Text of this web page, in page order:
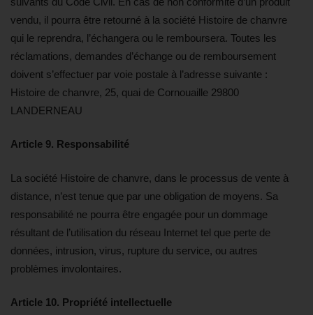
vendu, il pourra être retourné à la société Histoire de chanvre
qui le reprendra, l’échangera ou le remboursera. Toutes les
réclamations, demandes d’échange ou de remboursement
doivent s’effectuer par voie postale à l’adresse suivante :
Histoire de chanvre, 25, quai de Cornouaille 29800
LANDERNEAU
Article 9. Responsabilité
La société Histoire de chanvre, dans le processus de vente à
distance, n’est tenue que par une obligation de moyens. Sa
responsabilité ne pourra être engagée pour un dommage
résultant de l’utilisation du réseau Internet tel que perte de
données, intrusion, virus, rupture du service, ou autres
problèmes involontaires.
Article 10. Propriété intellectuelle